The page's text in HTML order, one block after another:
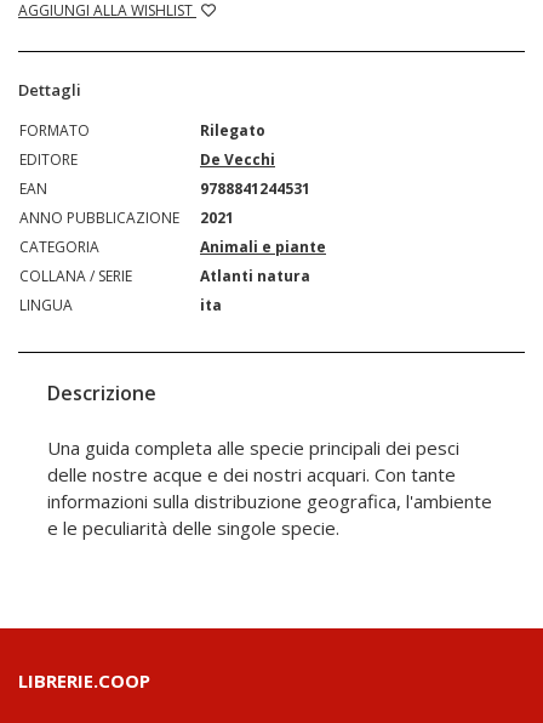
AGGIUNGI ALLA WISHLIST
Dettagli
FORMATO
Rilegato
EDITORE
De Vecchi
EAN
9788841244531
ANNO PUBBLICAZIONE
2021
CATEGORIA
Animali e piante
COLLANA / SERIE
Atlanti natura
LINGUA
ita
Descrizione
Una guida completa alle specie principali dei pesci
delle nostre acque e dei nostri acquari. Con tante
informazioni sulla distribuzione geografica, l'ambiente
e le peculiarità delle singole specie.
LIBRERIE.COOP